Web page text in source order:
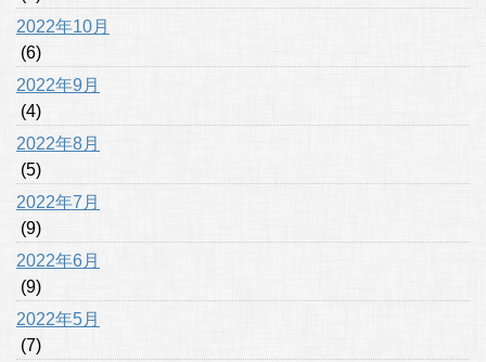
2022年10月
(6)
2022年9月
(4)
2022年8月
(5)
2022年7月
(9)
2022年6月
(9)
2022年5月
(7)